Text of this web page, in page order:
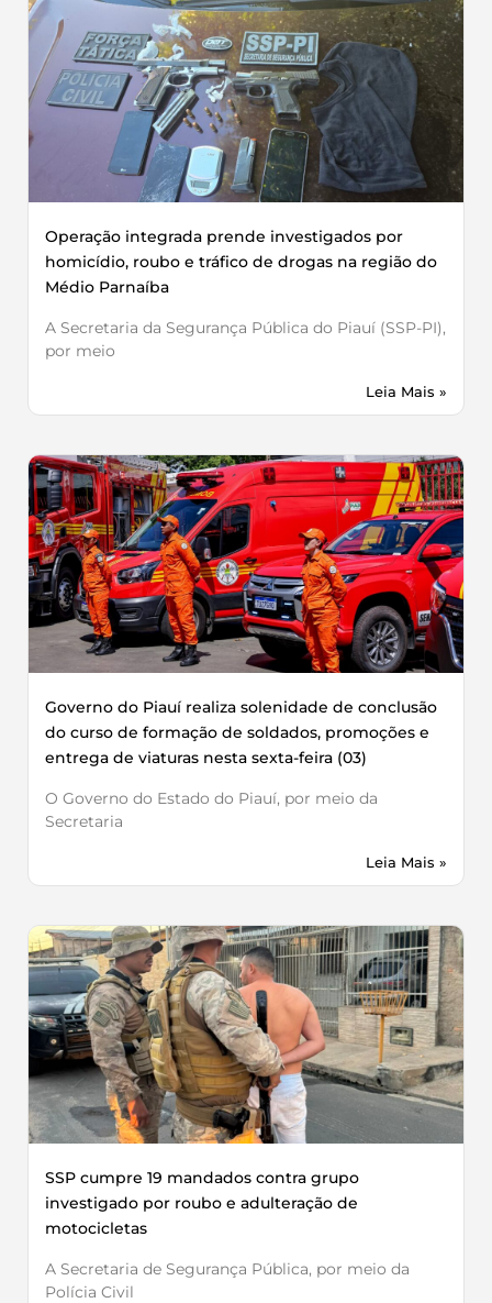
Operação integrada prende investigados por
homicídio, roubo e tráfico de drogas na região do
Médio Parnaíba
A Secretaria da Segurança Pública do Piauí (SSP-PI),
por meio
Leia Mais »
Governo do Piauí realiza solenidade de conclusão
do curso de formação de soldados, promoções e
entrega de viaturas nesta sexta-feira (03)
O Governo do Estado do Piauí, por meio da
Secretaria
Leia Mais »
SSP cumpre 19 mandados contra grupo
investigado por roubo e adulteração de
motocicletas
A Secretaria de Segurança Pública, por meio da
Polícia Civil